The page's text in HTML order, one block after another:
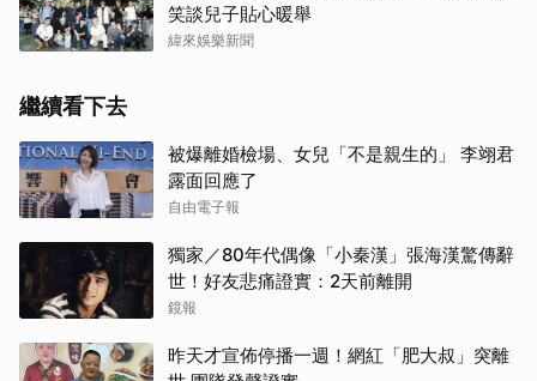
笑談兒子貼心暖舉
緯來娛樂新聞
繼續看下去
被爆離婚檢場、女兒「不是親生的」 李翊君
露面回應了
自由電子報
獨家／80年代偶像「小秦漢」張海漢驚傳辭
世！好友悲痛證實：2天前離開
鏡報
昨天才宣佈停播一週！網紅「肥大叔」突離